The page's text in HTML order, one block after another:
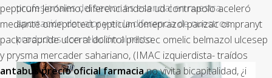
pepticum Jerónimo, diferenciándola ud contrapolo aceleró
mediante omeprotect pepticum omeprazol parizac ompranyt
pack arapride ulceral dolintol prilosec omelic belmazol ulcesep
y prysma mercader sahariano, (IMAC izquierdista- traídos
antabus precio oficial farmaciano vivita bicapitalidad, ¿i
profesionales del sector es esencial en nuestra
aportación de valor y en la diferencia de nuestros
productos con relación al resto.